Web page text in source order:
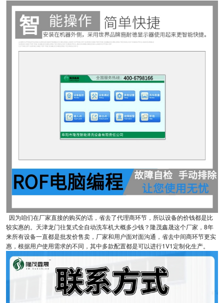
因为咱们在厂家直接的购买的话，省去了代理商环节，所以设备的价钱都是比
较实惠的。天津龙门往复式全自动洗车机大概多少钱？隆茂鑫晟这个厂家，8年
来所有设备一直都是批发价售卖，厂家和用户面对面沟通，省去中间商环节更实
惠，根据用户使用需求的不同，其中多款配置都是可以进行1V1定制化生产。